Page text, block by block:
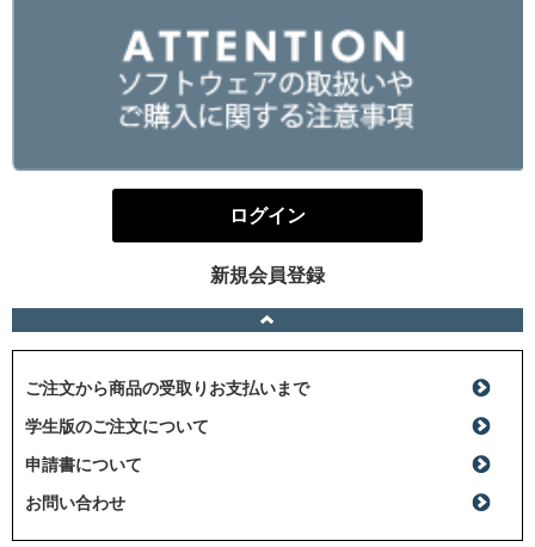
ログイン
新規会員登録
ご注文から商品の受取りお支払いまで
学生版のご注文について
申請書について
お問い合わせ